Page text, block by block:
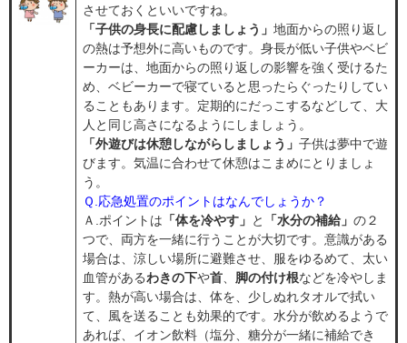
させておくといいですね。
「子供の身長に配慮しましょう」 地面からの照り返し
の熱は予想外に高いものです。身長が低い子供やベビ
ーカーは、地面からの照り返しの影響を強く受けるた
め、ベビーカーで寝ていると思ったらぐったりしてい
ることもあります。定期的にだっこするなどして、大
人と同じ高さになるようにしましょう。
「外遊びは休憩しながらしましょう」 子供は夢中で遊
びます。気温に合わせて休憩はこまめにとりましょ
う。
Ｑ.応急処置のポイントはなんでしょうか？
Ａ.ポイントは 「体を冷やす」 と 「水分の補給」 の２
つで、両方を一緒に行うことが大切です。意識がある
場合は、涼しい場所に避難させ、服をゆるめて、太い
血管があるわきの下や首、 脚の付け根などを冷やしま
す。熱が高い場合は、体を、少しぬれタオルで拭い
て、風を送ることも効果的です。水分が飲めるようで
あれば、イオン飲料（塩分、糖分が一緒に補給でき